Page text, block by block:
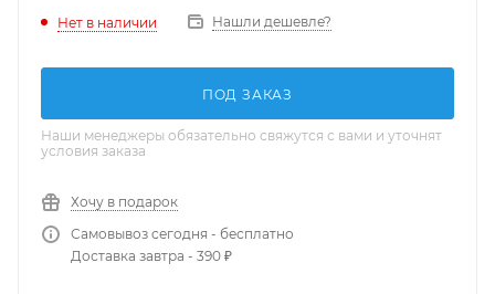
Нет в наличии Нашли дешевле?
ПОД ЗАКАЗ
Наши менеджеры обязательно свяжутся с вами и уточнят
условия заказа
Хочу в подарок
Самовывоз сегодня - бесплатно
Доставка завтра - 390 ₽